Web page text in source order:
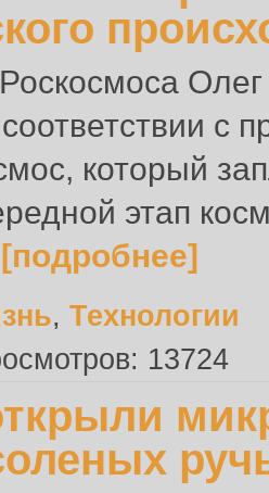
с
который
этап
[подробнее]
, Технологии
13724